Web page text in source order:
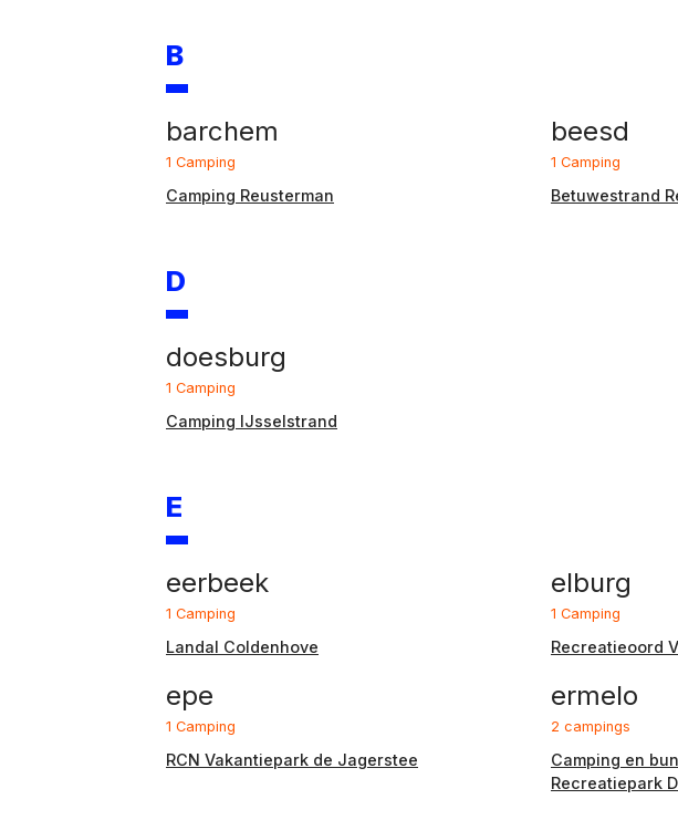
B
barchem
1 Camping
Camping Reusterman
beesd
1 Camping
Betuwestrand
D
doesburg
1 Camping
Camping IJsselstrand
E
eerbeek
1 Camping
Landal Coldenhove
elburg
1 Camping
Recreatieoord
epe
1 Camping
RCN Vakantiepark de Jagerstee
ermelo
2 campings
Camping en
Recreatiepark